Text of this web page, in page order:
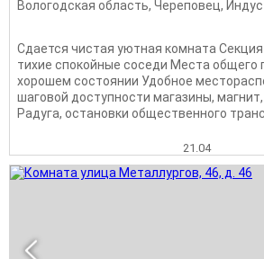
Вологодская область, Череповец,
Сдается чистая уютная комната
тихие спокойные соседи Места общего
хорошем состоянии Удобное
шаговой доступности магазины,
Радуга, остановки общественного
21.04